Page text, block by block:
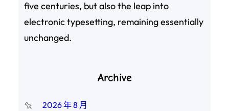
five centuries, but also the leap into
electronic typesetting, remaining essentially
unchanged.
Archive
2026 年 8 月